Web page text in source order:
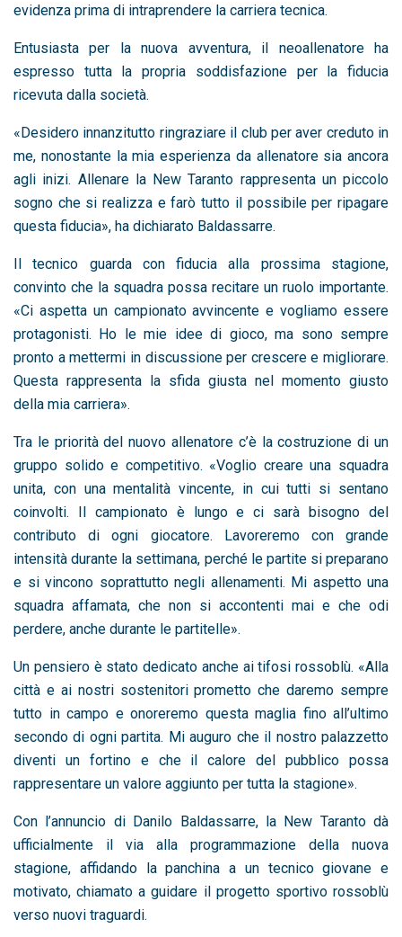
evidenza prima di intraprendere la carriera tecnica.
Entusiasta per la nuova avventura, il neoallenatore ha
espresso tutta la propria soddisfazione per la fiducia
ricevuta dalla società.
«Desidero innanzitutto ringraziare il club per aver creduto in
me, nonostante la mia esperienza da allenatore sia ancora
agli inizi. Allenare la New Taranto rappresenta un piccolo
sogno che si realizza e farò tutto il possibile per ripagare
questa fiducia», ha dichiarato Baldassarre.
Il tecnico guarda con fiducia alla prossima stagione,
convinto che la squadra possa recitare un ruolo importante.
«Ci aspetta un campionato avvincente e vogliamo essere
protagonisti. Ho le mie idee di gioco, ma sono sempre
pronto a mettermi in discussione per crescere e migliorare.
Questa rappresenta la sfida giusta nel momento giusto
della mia carriera».
Tra le priorità del nuovo allenatore c’è la costruzione di un
gruppo solido e competitivo. «Voglio creare una squadra
unita, con una mentalità vincente, in cui tutti si sentano
coinvolti. Il campionato è lungo e ci sarà bisogno del
contributo di ogni giocatore. Lavoreremo con grande
intensità durante la settimana, perché le partite si preparano
e si vincono soprattutto negli allenamenti. Mi aspetto una
squadra affamata, che non si accontenti mai e che odi
perdere, anche durante le partitelle».
Un pensiero è stato dedicato anche ai tifosi rossoblù. «Alla
città e ai nostri sostenitori prometto che daremo sempre
tutto in campo e onoreremo questa maglia fino all’ultimo
secondo di ogni partita. Mi auguro che il nostro palazzetto
diventi un fortino e che il calore del pubblico possa
rappresentare un valore aggiunto per tutta la stagione».
Con l’annuncio di Danilo Baldassarre, la New Taranto dà
ufficialmente il via alla programmazione della nuova
stagione, affidando la panchina a un tecnico giovane e
motivato, chiamato a guidare il progetto sportivo rossoblù
verso nuovi traguardi.